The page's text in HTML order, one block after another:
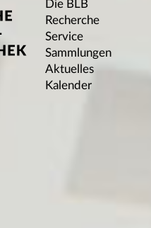
Die BLB
Recherche
Service
Sammlungen
Aktuelles
Kalender